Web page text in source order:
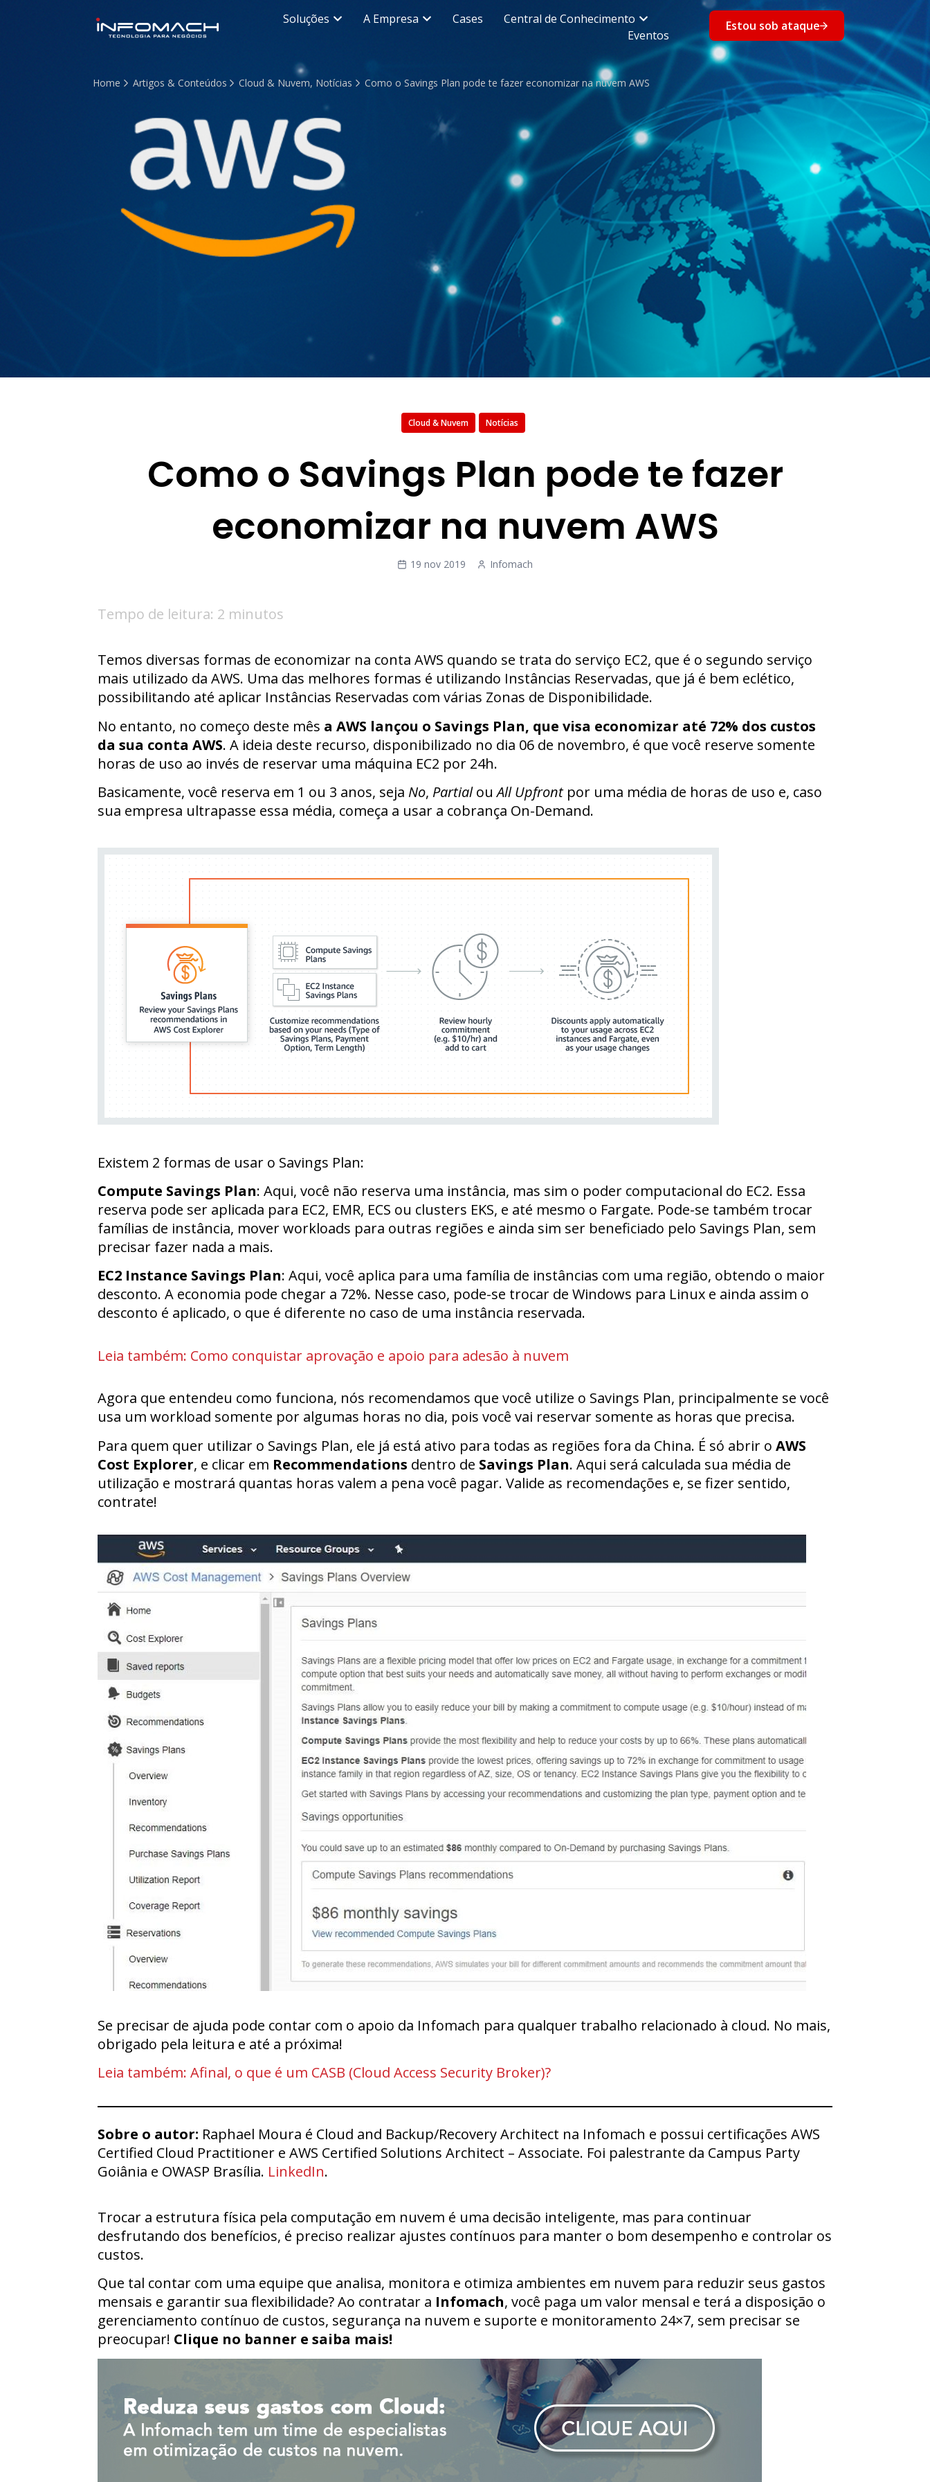
Soluções A Empresa Cases
Central de Conhecimento
Eventos
Estou sob ataque
Home Artigos & Conteúdos Cloud & Nuvem, Notícias Como o Savings Plan pode te fazer economizar na nuvem AWS
Cloud & Nuvem Notícias
Como o Savings Plan pode te fazer
economizar na nuvem AWS
19 nov 2019 Infomach
Tempo de leitura: 2 minutos
Temos diversas formas de economizar na conta AWS quando se trata do serviço EC2, que é o segundo serviço
mais utilizado da AWS. Uma das melhores formas é utilizando Instâncias Reservadas, que já é bem eclético,
possibilitando até aplicar Instâncias Reservadas com várias Zonas de Disponibilidade.
No entanto, no começo deste mês a AWS lançou o Savings Plan, que visa economizar até 72% dos custos
da sua conta AWS. A ideia deste recurso, disponibilizado no dia 06 de novembro, é que você reserve somente
horas de uso ao invés de reservar uma máquina EC2 por 24h.
Basicamente, você reserva em 1 ou 3 anos, seja No, PartialouAll Upfrontpor uma média de horas de uso e, caso
sua empresa ultrapasse essa média, começa a usar a cobrança On-Demand.
Existem 2 formas de usar o Savings Plan:
Compute Savings Plan: Aqui, você não reserva uma instância, mas sim o poder computacional do EC2. Essa
reserva pode ser aplicada para EC2, EMR, ECS ou clusters EKS, e até mesmo o Fargate. Pode-se também trocar
famílias de instância, mover workloads para outras regiões e ainda sim ser beneficiado pelo Savings Plan, sem
precisar fazer nada a mais.
EC2 Instance Savings Plan: Aqui, você aplica para uma família de instâncias com uma região, obtendo o maior
desconto. A economia pode chegar a 72%. Nesse caso, pode-se trocar de Windows para Linux e ainda assim o
desconto é aplicado, o que é diferente no caso de uma instância reservada.
Leia também: Como conquistar aprovação e apoio para adesão à nuvem
Agora que entendeu como funciona, nós recomendamos que você utilize o Savings Plan, principalmente se você
usa um workload somente por algumas horas no dia, pois você vai reservar somente as horas que precisa.
Para quem quer utilizar o Savings Plan, ele já está ativo para todas as regiões fora da China. É só abrir o AWS
Cost Explorer, e clicar em Recommendations dentro de Savings Plan. Aqui será calculada sua média de
utilização e mostrará quantas horas valem a pena você pagar. Valide as recomendações e, se fizer sentido,
contrate!
Se precisar de ajuda pode contar com o apoio da Infomach para qualquer trabalho relacionado à cloud. No mais,
obrigado pela leitura e até a próxima!
Leia também: Afinal, o que é um CASB (Cloud Access Security Broker)?
Sobre o autor: Raphael Moura é Cloud and Backup/Recovery Architect na Infomach e possui certificações AWS
Certified Cloud Practitioner e AWS Certified Solutions Architect – Associate. Foi palestrante da Campus Party
Goiânia e OWASP Brasília. LinkedIn.
Trocar a estrutura física pela computação em nuvem é uma decisão inteligente, mas para continuar
desfrutando dos benefícios, é preciso realizar ajustes contínuos para manter o bom desempenho e controlar os
custos.
Que tal contar com uma equipe que analisa, monitora e otimiza ambientes em nuvem para reduzir seus gastos
mensais e garantir sua flexibilidade? Ao contratar a Infomach, você paga um valor mensal e terá a disposição o
gerenciamento contínuo de custos, segurança na nuvem e suporte e monitoramento 24×7, sem precisar se
preocupar! Clique no banner e saiba mais!